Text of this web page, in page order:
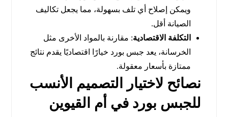
ويمكن إصلاح أي تلف بسهولة، مما يجعل تكاليف
الصيانة أقل.
التكلفة الاقتصادية: مقارنة بالمواد الأخرى مثل
الخرسانة، يعد جبس بورد خيارًا اقتصاديًا يقدم نتائج
ممتازة بأسعار معقولة.
نصائح لاختيار التصميم الأنسب
للجبس بورد في أم القيوين